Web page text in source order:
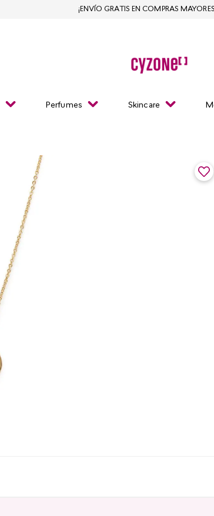
Perfumes Skincare
¡ENVÍO GRATIS EN COMPRAS